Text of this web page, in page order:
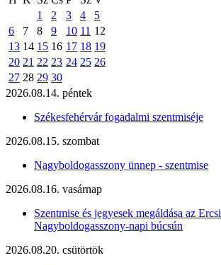
1
2 3 4
5
6
7 8 9 10 11 12
13 14 15 16 17 18 19
20 21 22 23 24 25 26
27 28 29 30
2026.08.14. péntek
Székesfehérvár fogadalmi szentmiséje
2026.08.15. szombat
Nagyboldogasszony ünnep - szentmise
2026.08.16. vasárnap
Szentmise és jegyesek megáldása az Ercsi
Nagyboldogasszony-napi búcsún
2026.08.20. csütörtök